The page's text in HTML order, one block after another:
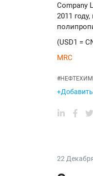
Company
2011
(USD1 =
MRC
#
+Добавить
22